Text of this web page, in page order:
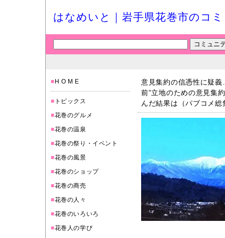
はなめいと｜岩手県花巻市のコ
■ H O M E
■ トピックス
■花巻のグルメ
■花巻の温泉
■花巻の祭り・イベント
■花巻の風景
■花巻のショップ
■花巻の商売
■花巻の人々
■花巻のいろいろ
■花巻人の学び
意見集約の信憑性に疑
前”立地のための意見集
んだ結果は（パブコメ